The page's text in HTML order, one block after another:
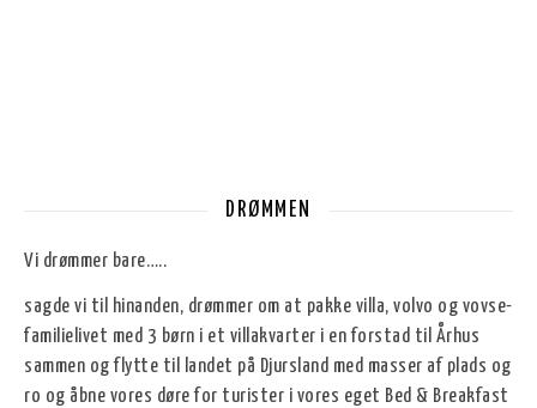
DRØMMEN
Vi drømmer bare…..
sagde vi til hinanden, drømmer om at pakke villa, volvo og vovse-
familielivet med 3 børn i et villakvarter i en forstad til Århus
sammen og flytte til landet på Djursland med masser af plads og
ro og åbne vores døre for turister i vores eget Bed & Breakfast